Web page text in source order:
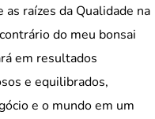
raízes da Qualidade na
do meu bonsai
em resultados
e equilibrados,
e o mundo em um